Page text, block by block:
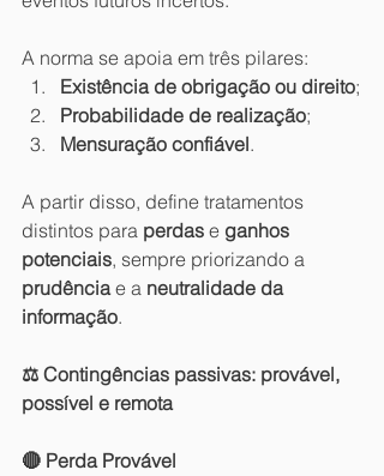
A norma se apoia em três pilares:
Existência de obrigação ou direito;
Probabilidade de realização;
Mensuração confiável.
A partir disso, define tratamentos
distintos para perdas e ganhos
potenciais, sempre priorizando a
prudência e a neutralidade da
informação.
⚖️ Contingências passivas: provável,
possível e remota
🔴 Perda Provável